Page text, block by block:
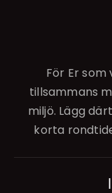
För Er
tillsammans
miljö. Lägg
korta